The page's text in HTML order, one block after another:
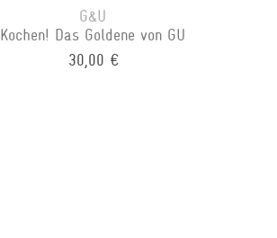
G&U
Kochen! Das Goldene von GU
30,00 €